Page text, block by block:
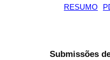
RESUMO
Submissões